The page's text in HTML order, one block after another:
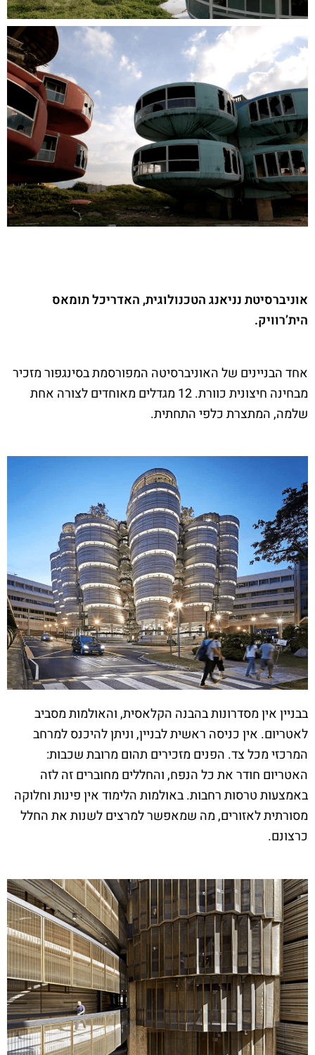
אוניברסיטת נניאנג הטכנולוגית, האדריכל תומאס
הית’רוויק.
אחד הבניינים של האוניברסיטה המפורסמת בסינגפור מזכיר
מבחינה חיצונית כוורת. 12 מגדלים מאוחדים לצורה אחת
שלמה, המתצרת כלפי התחתית.
בבניין אין מסדרונות בהבנה הקלאסית, והאולמות מסביב
לאטריום. אין כניסה ראשית לבניין, וניתן להיכנס למרחב
המרכזי מכל צד. הפנים מזכירים תהום מרובת שכבות:
האטריום חודר את כל הנפח, והחללים מחוברים זה לזה
באמצעות טרסות רחבות. באולמות הלימוד אין פינות וחלוקה
מסורתית לאזורים, מה שמאפשר למרצים לשנות את החלל
כרצונם.